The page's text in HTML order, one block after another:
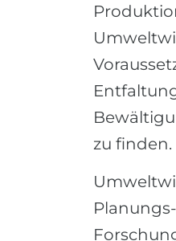
zu finden.